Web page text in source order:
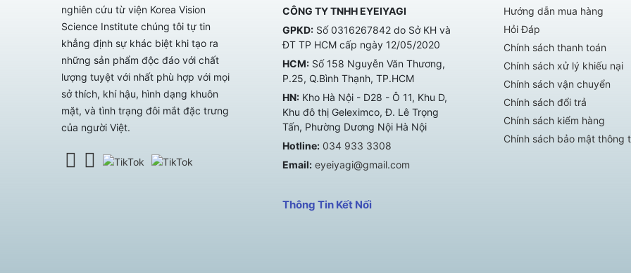
nghiên cứu từ viện Korea Vision
Science Institute chúng tôi tự tin
khẳng định sự khác biệt khi tạo ra
những sản phẩm độc đáo với chất
lượng tuyệt với nhất phù hợp với mọi
sở thích, khí hậu, hình dạng khuôn
mặt, và tình trạng đôi mắt đặc trưng
của người Việt.
CÔNG TY TNHH EYEIYAGI
GPKD:Số 0316267842 do Sở KH và
ĐT TP HCM cấp ngày 12/05/2020
HCM:Số 158 Nguyễn Văn Thương,
P.25, Q.Bình Thạnh, TP.HCM
HN:Kho Hà Nội - D28 - Ô 11, Khu D,
Khu đô thị Geleximco, Đ. Lê Trọng
Tấn, Phường Dương Nội Hà Nội
Hotline: 034 933 3308
Email: eyeiyagi@gmail.com
Hướng dẫn mua hàng
Hỏi Đáp
Chính sách thanh toán
Chính sách xử lý khiếu nại
Chính sách vận chuyển
Chính sách đổi trả
Chính sách kiểm hàng
Chính sách bảo mật thông
Thông Tin Kết Nối